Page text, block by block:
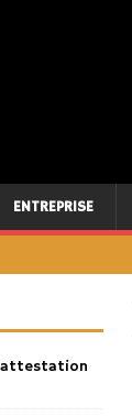
ENTREPRISE